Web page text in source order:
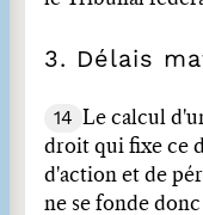
3. Délais
14
Le calcul
droit qui fixe ce
d'action et de
ne se fonde